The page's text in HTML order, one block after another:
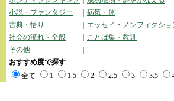
小説・ファンタジー
病気・体
古典・悟り
エッセイ・ノンフィクショ
社会の流れ・全般
ことば集・教訓
その他
おすすめ度で探す
全て
1 1.5 2 2.5 3 3.5